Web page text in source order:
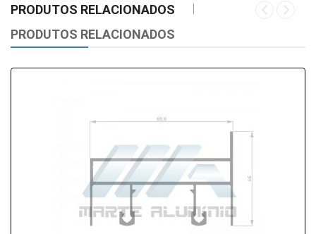
PRODUTOS RELACIONADOS
PRODUTOS RELACIONADOS